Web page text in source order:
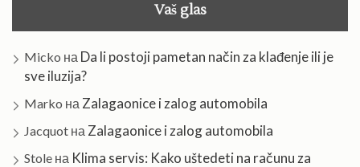
Vaš glas
Micko на Da li postoji pametan način za klađenje ili je
sve iluzija?
Marko на Zalagaonice i zalog automobila
Jacquot на Zalagaonice i zalog automobila
Stole на Klima servis: Kako uštedeti na računu za